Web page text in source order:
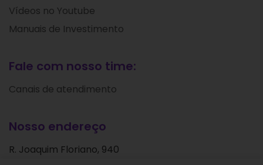
Vídeos no Youtube
Manuais de Investimento
Fale com nosso time:
Canais de atendimento
Nosso endereço
R. Joaquim Floriano, 940